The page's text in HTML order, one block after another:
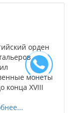
орден
монеты
конца XVIII